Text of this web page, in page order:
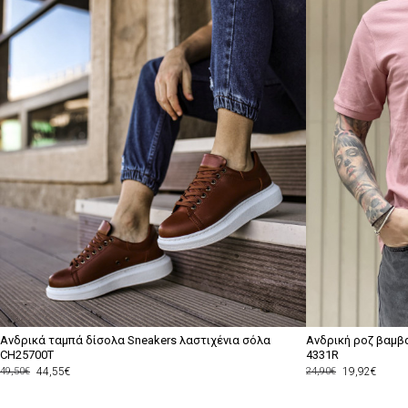
Ανδρικά ταμπά δίσολα Sneakers λαστιχένια σόλα
CH25700T
44,55€
49,50€
Ανδρική ροζ
4331R
19,92€
24,90€